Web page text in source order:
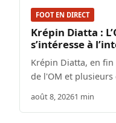
FOOT EN DIRECT
Krépin Diatta :
s’intéresse à
Krépin Diatta, en
de l'OM et
août 8, 20261 min